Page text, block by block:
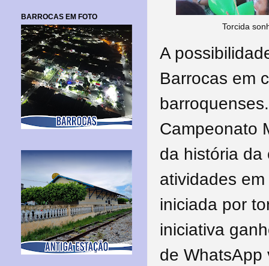
Torcida
A
Barrocas em
Campeonato
da história da
atividades
iniciada por
iniciativa
de WhatsApp
BARROCAS EM FOTO